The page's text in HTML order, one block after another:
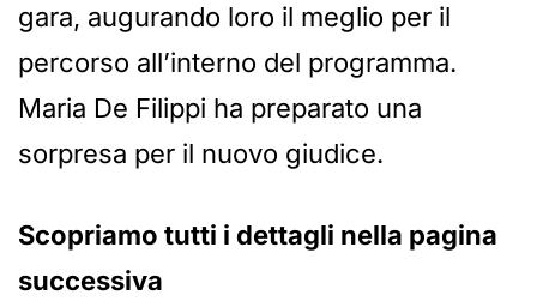
gara, augurando loro il meglio per il
percorso all’interno del programma.
Maria De Filippi ha preparato una
sorpresa per il nuovo giudice.
Scopriamo tutti i dettagli nella pagina
successiva